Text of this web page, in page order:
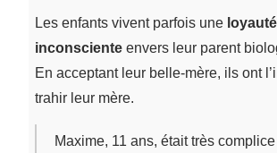
Les enfants vivent parfois une loyauté
inconsciente envers leur parent
En acceptant leur belle-mère, ils ont
trahir leur mère.
Maxime, 11 ans, était très